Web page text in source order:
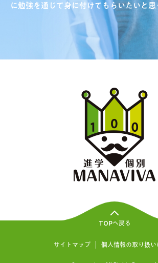
に勉強を通じて身に付けてもらいたいと
TOPへ戻る
サイトマップ 個人情報の取り扱い